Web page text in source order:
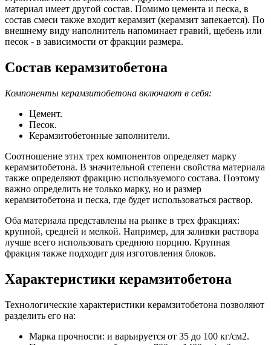
материал имеет другой состав. Помимо цемента и песка, в
состав смеси также входит керамзит (керамзит запекается). По
внешнему виду наполнитель напоминает гравий, щебень или
песок - в зависимости от фракции размера.
Состав керамзитобетона
Компоненты керамзитобетона включают в себя:
Цемент.
Песок.
Керамзитобетонные заполнители.
Соотношение этих трех компонентов определяет марку
керамзитобетона. В значительной степени свойства материала
также определяют фракцию используемого состава. Поэтому
важно определить не только марку, но и размер
керамзитобетона и песка, где будет использоваться раствор.
Оба материала представлены на рынке в трех фракциях:
крупной, средней и мелкой. Например, для заливки раствора
лучше всего использовать среднюю порцию. Крупная
фракция также подходит для изготовления блоков.
Характеристики керамзитобетона
Технологические характеристики керамзитобетона позволяют
разделить его на:
Марка прочности: и варьируется от 35 до 100 кг/см2.